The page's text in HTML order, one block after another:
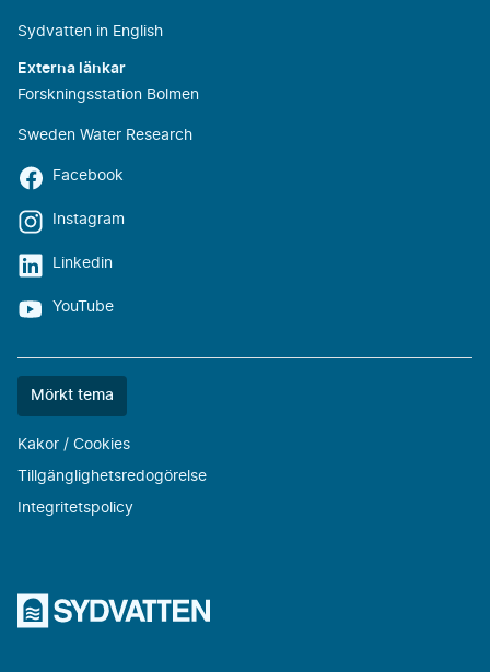
Sydvatten in English
Externa länkar
Forskningsstation Bolmen
Sweden Water Research
Facebook
Instagram
Linkedin
YouTube
Färgtemat
Mörkt tema
Kakor / Cookies
Tillgänglighetsredogörelse
Integritetspolicy